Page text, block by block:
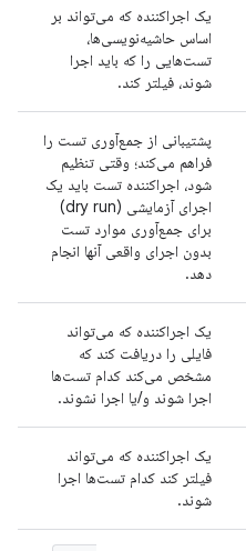
یک اجراکننده که می‌تواند بر
اساس حاشیه‌نویسی‌ها،
تست‌هایی را که باید اجرا
شوند، فیلتر کند.
پشتیبانی از جمع‌آوری تست را
فراهم می‌کند؛ وقتی تنظیم
شود، اجراکننده تست باید یک
اجرای آزمایشی (dry run)
برای جمع‌آوری موارد تست
بدون اجرای واقعی آنها انجام
دهد.
یک اجراکننده که می‌تواند
فایلی را دریافت کند که
مشخص می‌کند کدام تست‌ها
اجرا شوند و/یا اجرا نشوند.
یک اجراکننده که می‌تواند
فیلتر کند کدام تست‌ها اجرا
شوند.